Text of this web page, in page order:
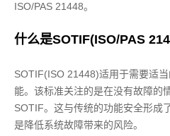
ISO/PAS 21448。
什么是SOTIF(ISO/PAS
SOTIF(ISO 21448)适用于需要适
能。该标准关注的是在没有故障
SOTIF。这与传统的功能安全形成
是降低系统故障带来的风险。